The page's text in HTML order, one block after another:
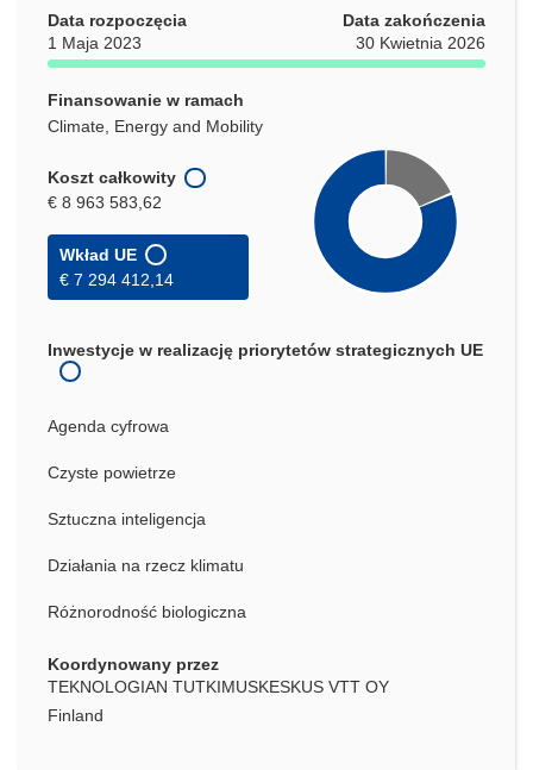
Data rozpoczęcia
1 Maja 2023
Data zakończenia
30 Kwietnia 2026
Finansowanie w ramach
Climate, Energy and Mobility
Koszt całkowity
€ 8 963 583,62
Wkład UE
€ 7 294 412,14
Inwestycje w realizację priorytetów strategicznych UE
Agenda cyfrowa
Czyste powietrze
Sztuczna inteligencja
Działania na rzecz klimatu
Różnorodność biologiczna
Koordynowany przez
TEKNOLOGIAN TUTKIMUSKESKUS VTT OY
Finland